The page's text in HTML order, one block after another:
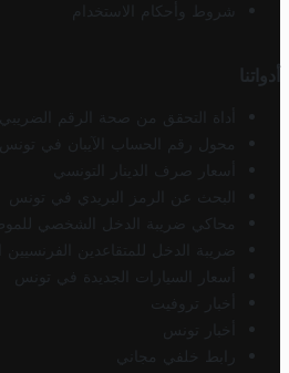
شروط وأحكام الاستخدام
أدواتنا
أداة التحقق من صحة الرقم
محول رقم الحساب الآيبان في تونس
أسعار صرف الدينار التونسي
البحث عن الرمز البريدي في تونس
محاكي ضريبة الدخل الشخصي
ضريبة الدخل للمتقاعدين
أسعار السيارات الجديدة في تونس
أخبار تروفيت
أخبار تونس
رابط خلفي مجاني